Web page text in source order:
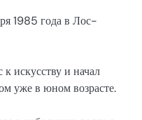
1985 года в Лос-
искусству и начал
уже в юном возрасте.